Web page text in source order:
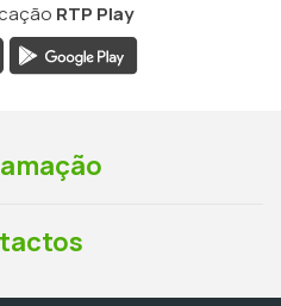
RTP Play